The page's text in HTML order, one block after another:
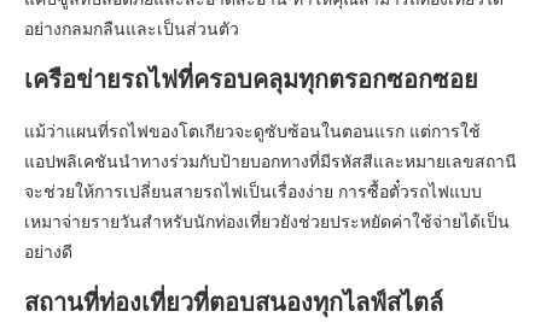
อย่างกลมกลืนและเป็นส่วนตัว
เครือข่ายรถไฟที่ครอบคลุมทุกตรอกซอกซอย
แม้ว่าแผนที่รถไฟของโตเกียวจะดูซับซ้อนในตอนแรก แต่การใช้
แอปพลิเคชันนำทางร่วมกับป้ายบอกทางที่มีรหัสสีและหมายเลขสถานี
จะช่วยให้การเปลี่ยนสายรถไฟเป็นเรื่องง่าย การซื้อตั๋วรถไฟแบบ
เหมาจ่ายรายวันสำหรับนักท่องเที่ยวยังช่วยประหยัดค่าใช้จ่ายได้เป็น
อย่างดี
สถานที่ท่องเที่ยวที่ตอบสนองทุกไลฟ์สไตล์